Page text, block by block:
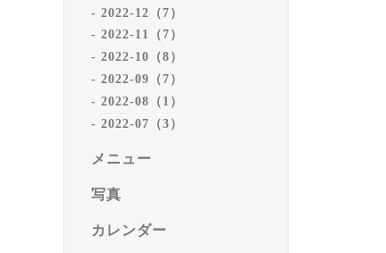
2022-12（7）
2022-11（7）
2022-10（8）
2022-09（7）
2022-08（1）
2022-07（3）
メニュー
写真
カレンダー